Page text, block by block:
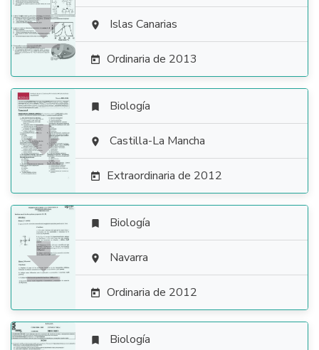
  Islas Canarias
 Ordinaria de 2013

 Biología
 Castilla-La Mancha
 Extraordinaria de 2012

 Biología
 Navarra
 Ordinaria de 2012
 Biología